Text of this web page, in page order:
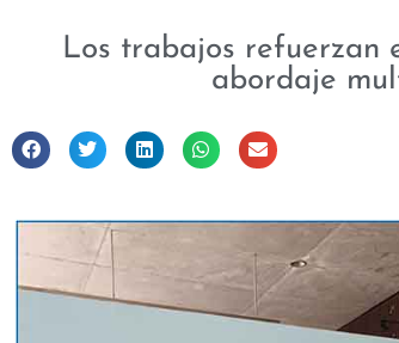
Los trabajos refuerzan
abordaje